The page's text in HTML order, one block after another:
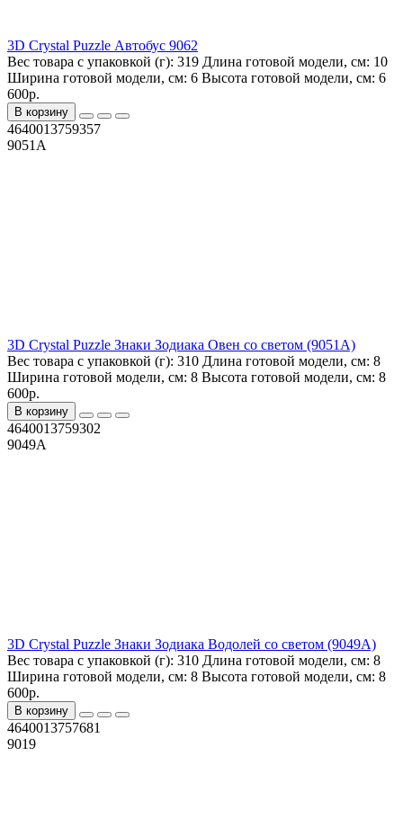
3D Crystal Puzzle Автобус 9062
Вес товара с упаковкой (г): 319 Длина готовой модели, см: 10
Ширина готовой модели, см: 6 Высота готовой модели, см: 6
600р.
В корзину
4640013759357
9051A
3D Crystal Puzzle Знаки Зодиака Овен со светом (9051A)
Вес товара с упаковкой (г): 310 Длина готовой модели, см: 8
Ширина готовой модели, см: 8 Высота готовой модели, см: 8
600р.
В корзину
4640013759302
9049A
3D Crystal Puzzle Знаки Зодиака Водолей со светом (9049A)
Вес товара с упаковкой (г): 310 Длина готовой модели, см: 8
Ширина готовой модели, см: 8 Высота готовой модели, см: 8
600р.
В корзину
4640013757681
9019